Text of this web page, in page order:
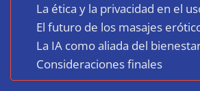
La ética y la privacidad en el
El futuro de los masajes
La IA como aliada del
Consideraciones finales